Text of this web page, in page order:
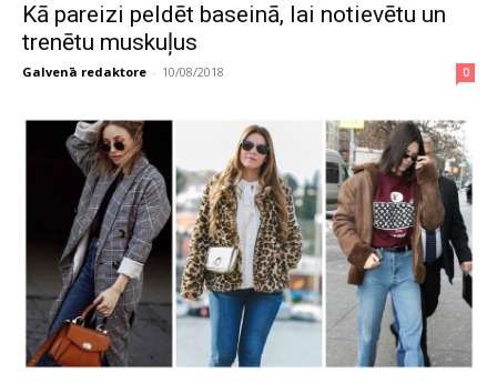
Kā pareizi peldēt baseinā, lai notievētu un
trenētu muskuļus
Galvenā redaktore - 10/08/2018 0